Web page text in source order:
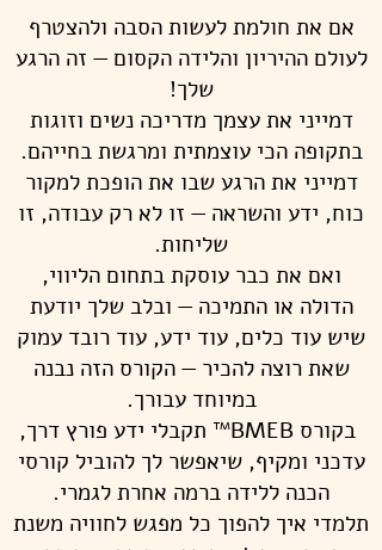
אם את חולמת לעשות הסבה ולהצטרף
לעולם ההיריון והלידה הקסום — זה הרגע
שלך!
דמייני את עצמך מדריכה נשים וזוגות
בתקופה הכי עוצמתית ומרגשת בחייהם.
דמייני את הרגע שבו את הופכת למקור
כוח, ידע והשראה — זו לא רק עבודה, זו
שליחות.
ואם את כבר עוסקת בתחום הליווי,
הדולה או התמיכה — ובלב שלך יודעת
שיש עוד כלים, עוד ידע, עוד רובד עמוק
שאת רוצה להכיר — הקורס הזה נבנה
במיוחד עבורך.
בקורס BMEB™ תקבלי ידע פורץ דרך,
עדכני ומקיף, שיאפשר לך להוביל קורסי
הכנה ללידה ברמה אחרת לגמרי.
תלמדי איך להפוך כל מפגש לחוויה משנת